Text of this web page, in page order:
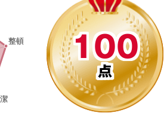
100
点